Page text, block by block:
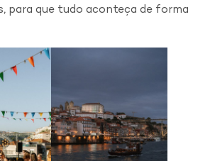
para que tudo aconteça de forma